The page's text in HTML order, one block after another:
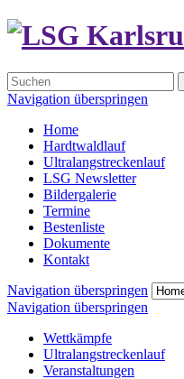
Navigation überspringen
Home
Hardtwaldlauf
Ultralangstreckenlauf
LSG Newsletter
Bildergalerie
Termine
Bestenliste
Dokumente
Kontakt
Navigation überspringen
Navigation überspringen
Wettkämpfe
Ultralangstreckenlauf
Veranstaltungen